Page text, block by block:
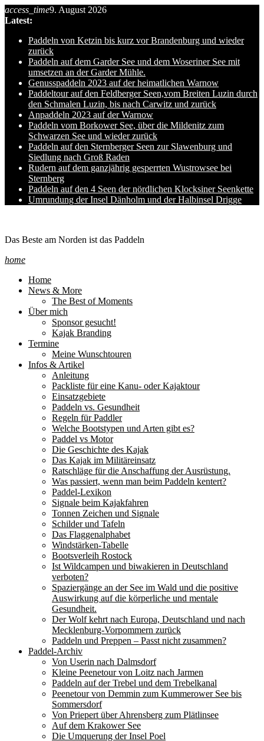
Skip
to
content
access_time9. August 2026
Latest:
Paddeln von Ketzin bis kurz vor Brandenburg und wieder
zurück
Paddeln auf dem Garder See und dem Woseriner See mit
umsetzen an der Garder Mühle.
Genusspaddeln 2023 auf der heimatlichen Warnow
Paddeltour auf den Feldberger Seen,vom Breiten Luzin durch
den Schmalen Luzin, bis nach Carwitz und zurück
Anpaddeln 2023 auf der Warnow
Paddeln vom Borkower See, über die Mildenitz zum
Schwarzen See und wieder zurück
Paddeln auf den Sternberger Seen zur Slawenburg und
Siedlung nach Groß Raden
Rudern auf dem ganzjährig gesperrten Wustrowsee bei
Sternberg
Paddeln auf den 4 Seen der nördlichen Klocksiner Seenkette
Umrundung der Insel Dänholm und der Halbinsel Drigge
Das Beste am Norden ist das Paddeln
home
Home
News & More
The Best of Moments
Über mich
Sponsor gesucht!
Kajak Branding
Termine
Meine Wunschtouren
Infos & Artikel
Anleitung
Packliste für eine Kanu- oder Kajaktour
Einsatzgebiete
Paddeln vs. Gesundheit
Regeln für Paddler
Welche Bootstypen und Arten gibt es?
Paddel vs Motor
Die Geschichte des Kajak
Das Kajak im Militäreinsatz
Ratschläge für die Anschaffung der Ausrüstung.
Was passiert, wenn man beim Paddeln kentert?
Paddel-Lexikon
Signale beim Kajakfahren
Tonnen Zeichen und Signale
Schilder und Tafeln
Das Flaggenalphabet
Windstärken-Tabelle
Bootsverleih Rostock
Ist Wildcampen und biwakieren in Deutschland
verboten?
Spaziergänge an der See im Wald und die positive
Auswirkung auf die körperliche und mentale
Gesundheit.
Der Wolf kehrt nach Europa, Deutschland und nach
Mecklenburg-Vorpommern zurück
Paddeln und Preppen – Passt nicht zusammen?
Paddel-Archiv
Von Userin nach Dalmsdorf
Kleine Peenetour von Loitz nach Jarmen
Paddeln auf der Trebel und dem Trebelkanal
Peenetour von Demmin zum Kummerower See bis
Sommersdorf
Von Priepert über Ahrensberg zum Plätlinsee
Auf dem Krakower See
Die Umquerung der Insel Poel